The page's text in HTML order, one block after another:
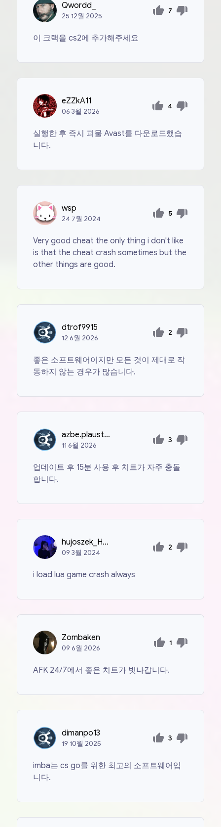
Qwordd_
2512월 2025
7
이 크랙을 cs2에 추가해주세요
eZZkA11
063월 2026
4
실행한 후 즉시 괴물 Avast를 다운로드했습
니다.
wsp
24 7월 2024
5
Very good cheat the only thing i don't like
is that the cheat crash sometimes but the
other things are good.
dtrof9915
12 6월 2026
2
좋은 소프트웨어이지만 모든 것이 제대로 작
동하지 않는 경우가 많습니다.
azbe.plausteiner
11 6월 2026
3
업데이트 후 15분 사용 후 치트가 자주 충돌
합니다.
hujoszek_HvH
093월 2024
2
i load lua game crash always
Zombaken
09 6월 2026
1
AFK 24/7에서 좋은 치트가 빗나갑니다.
dimanpo13
1910월 2025
3
imba는 cs go를 위한 최고의 소프트웨어입
니다.